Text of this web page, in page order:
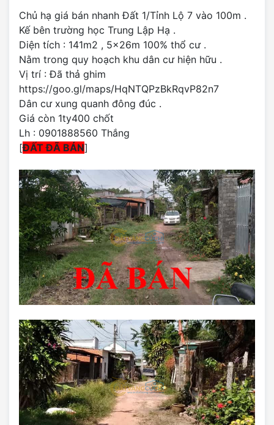
Chủ hạ giá bán nhanh Đất 1/Tỉnh Lộ 7 vào 100m .
Kế bên trường học Trung Lập Hạ .
Diện tích : 141m2 , 5x26m 100% thổ cư .
Nằm trong quy hoạch khu dân cư hiện hữu .
Vị trí : Đã thả ghim
https://goo.gl/maps/HqNTQPzBkRqvP82n7
Dân cư xung quanh đông đúc .
Giá còn 1ty400 chốt
Lh : 0901888560 Thắng
[ĐẤT ĐÃ BÁN]